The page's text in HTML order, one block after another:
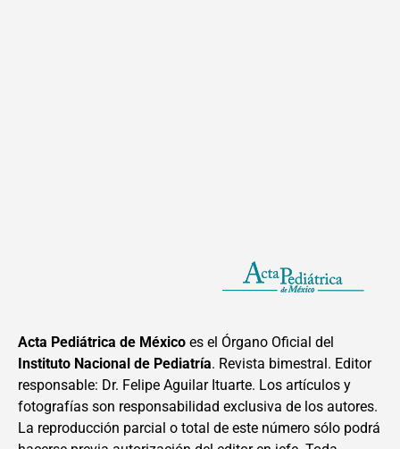
Acta Pediátrica de México es el Órgano Oficial del
Instituto Nacional de Pediatría. Revista bimestral. Editor
responsable: Dr. Felipe Aguilar Ituarte. Los artículos y
fotografías son responsabilidad exclusiva de los autores.
La reproducción parcial o total de este número sólo podrá